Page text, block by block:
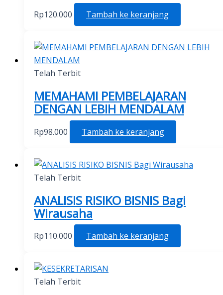
Rp120.000 Tambah ke keranjang
Telah Terbit
MEMAHAMI PEMBELAJARAN
DENGAN LEBIH MENDALAM
Rp98.000 Tambah ke keranjang
Telah Terbit
ANALISIS RISIKO BISNIS Bagi
Wirausaha
Rp110.000 Tambah ke keranjang
Telah Terbit